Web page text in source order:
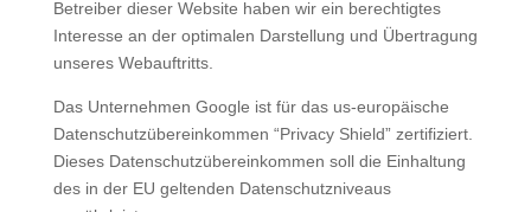
Betreiber dieser Website haben wir ein berechtigtes
Interesse an der optimalen Darstellung und Übertragung
unseres Webauftritts.
Das Unternehmen Google ist für das us-europäische
Datenschutzübereinkommen “Privacy Shield” zertifiziert.
Dieses Datenschutzübereinkommen soll die Einhaltung
des in der EU geltenden Datenschutzniveaus